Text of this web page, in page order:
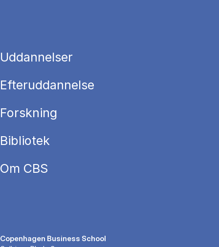
Uddannelser
Efteruddannelse
Forskning
Bibliotek
Om CBS
Copenhagen Business School